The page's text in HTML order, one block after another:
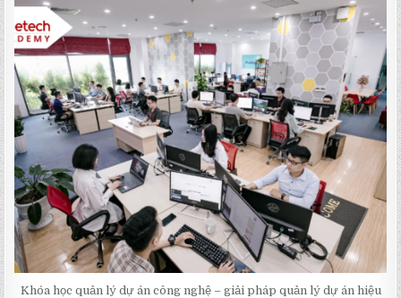
Khóa học quản lý dự án công nghệ – giải pháp quản lý dự án hiệu